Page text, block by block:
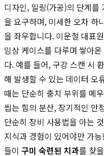
디자인, 밀링(가공)의 단계를
을 요구하며, 미세한 오차 하
을 좌우합니다. 이운철 대표
임상 케이스를 다루며 쌓아
다. 예를 들어, 구강 스캔 시
해 발생할 수 있는 데이터 오
때는 단순히 충치 부위를 메
씹는 힘의 분산, 장기적인 안
단순히 장비 사용법을 아는
지식과 경험이 있어야만 가
들이 구미 숙련된 치과를 찾